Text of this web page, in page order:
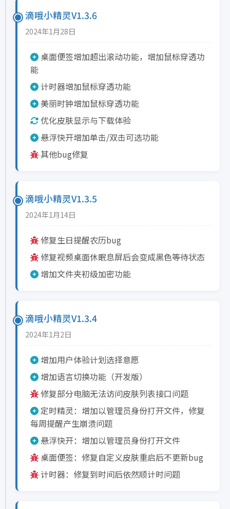
滴哦小精灵V1.3.6
2024年1月28日
桌面便签增加超出滚动功能，增加鼠标穿透功
能
计时器增加鼠标穿透功能
美丽时钟增加鼠标穿透功能
优化皮肤显示与下载体验
悬浮快开增加单击/双击可选功能
其他bug修复
滴哦小精灵V1.3.5
2024年1月14日
修复生日提醒农历bug
修复视频桌面休眠息屏后会变成黑色等待状态
增加文件夹初级加密功能
滴哦小精灵V1.3.4
2024年1月2日
增加用户体验计划选择意愿
增加语言切换功能（开发版）
修复部分电脑无法访问皮肤列表接口问题
定时精灵：增加以管理员身份打开文件，修复
每周提醒产生崩溃问题
悬浮快开：增加以管理员身份打开文件
桌面便签：修复自定义皮肤重启后不更新bug
计时器：修复到时间后依然顺计时问题